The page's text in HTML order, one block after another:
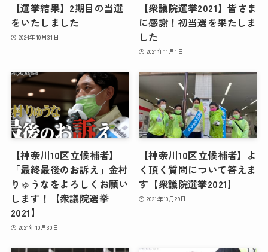
【選挙結果】2期目の当選
をいたしました
2024年10月31日
【衆議院選挙2021】皆さま
に感謝！初当選を果たしま
した
2021年11月1日
【神奈川10区立候補者】
「最終最後のお訴え」金村
りゅうなをよろしくお願い
します！【衆議院選挙
2021】
2021年10月30日
【神奈川10区立候補者】よ
く頂く質問について答えま
す【衆議院選挙2021】
2021年10月29日